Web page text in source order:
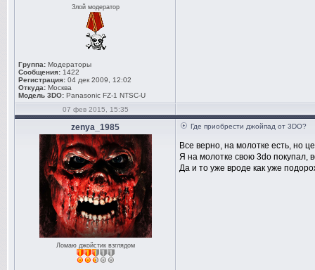
Злой модератор
Группа: Модераторы
Сообщения: 1422
Регистрация: 04 дек 2009, 12:02
Откуда: Москва
Модель 3DO: Panasonic FZ-1 NTSC-U
07 фев 2015, 15:35
zenya_1985
Ломаю джойстик взглядом
Где приобрести джойпад от 3DO?
Все верно, на молотке есть, но
Я на молотке свою 3do покупал,
Да и то уже вроде как уже